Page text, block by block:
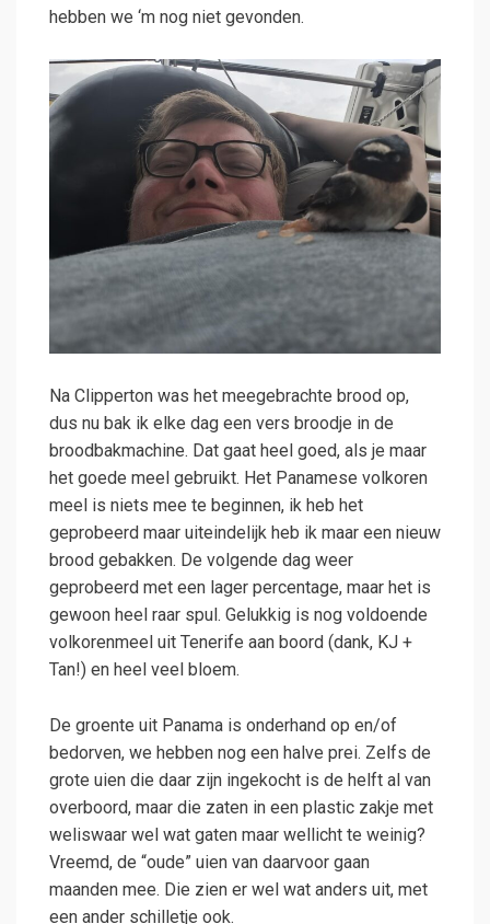
hebben we ‘m nog niet gevonden.
Na Clipperton was het meegebrachte brood op,
dus nu bak ik elke dag een vers broodje in de
broodbakmachine. Dat gaat heel goed, als je maar
het goede meel gebruikt. Het Panamese volkoren
meel is niets mee te beginnen, ik heb het
geprobeerd maar uiteindelijk heb ik maar een nieuw
brood gebakken. De volgende dag weer
geprobeerd met een lager percentage, maar het is
gewoon heel raar spul. Gelukkig is nog voldoende
volkorenmeel uit Tenerife aan boord (dank, KJ +
Tan!) en heel veel bloem.
De groente uit Panama is onderhand op en/of
bedorven, we hebben nog een halve prei. Zelfs de
grote uien die daar zijn ingekocht is de helft al van
overboord, maar die zaten in een plastic zakje met
weliswaar wel wat gaten maar wellicht te weinig?
Vreemd, de “oude” uien van daarvoor gaan
maanden mee. Die zien er wel wat anders uit, met
een ander schilletje ook.